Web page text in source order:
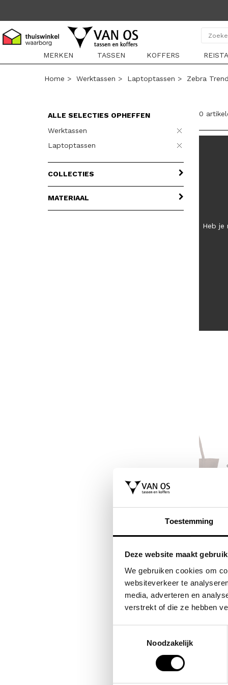
Toestemming
Deze website maakt
We gebruiken cookies om
websiteverkeer te
media, adverteren en
verstrekt of die ze hebben
Noodzakelijk
MERKEN
TASSEN KOFFERS
Home > Werktassen > Laptoptassen > Zebra
ALLE SELECTIES OPHEFFEN
Werktassen
Laptoptassen
COLLECTIES
MATERIAAL
0
Heb je
handtas dames
shopper dames
charlotte